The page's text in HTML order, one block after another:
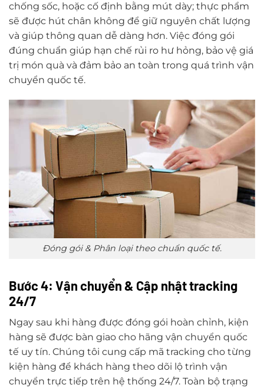
chống sốc, hoặc cố định bằng mút dày; thực phẩm
sẽ được hút chân không để giữ nguyên chất lượng
và giúp thông quan dễ dàng hơn. Việc đóng gói
đúng chuẩn giúp hạn chế rủi ro hư hỏng, bảo vệ giá
trị món quà và đảm bảo an toàn trong quá trình vận
chuyển quốc tế.
Đóng gói & Phân loại theo chuẩn quốc tế.
Bước 4: Vận chuyển & Cập nhật tracking
24/7
Ngay sau khi hàng được đóng gói hoàn chỉnh, kiện
hàng sẽ được bàn giao cho hãng vận chuyển quốc
tế uy tín. Chúng tôi cung cấp mã tracking cho từng
kiện hàng để khách hàng theo dõi lộ trình vận
chuyển trực tiếp trên hệ thống 24/7. Toàn bộ trạng